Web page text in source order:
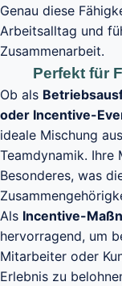
Genau diese
Arbeitsalltag und
Zusammenarbeit.
Perfekt für
Ob als
oder Incentive-
ideale Mischung
Teamdynamik. Ihre
Besonderes, was
Als Incentive-
hervorragend, um
Mitarbeiter oder
Erlebnis zu